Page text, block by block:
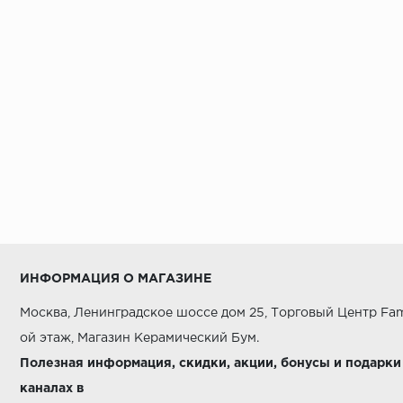
Arcana Ceramica
Argenta
ИНФОРМАЦИЯ О МАГАЗИНЕ
Москва, Ленинградское шоссе дом 25, Торговый Центр
ой этаж, Магазин Керамический Бум.
Полезная информация, скидки, акции, бонусы и
каналах в